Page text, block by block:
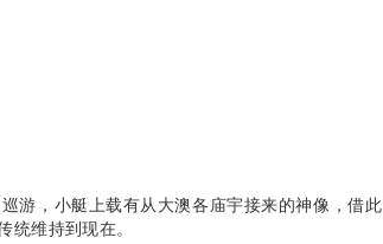
游，小艇上载有从大澳各庙宇接来的神像，借此
统维持到现在。